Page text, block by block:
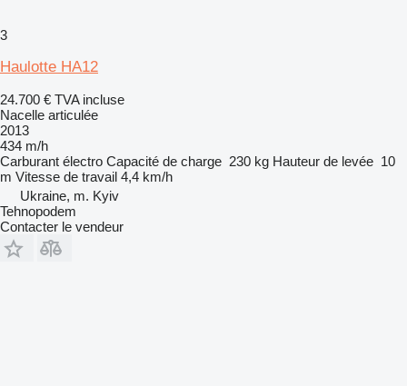
3
Haulotte HA12
24.700 € TVA incluse
Nacelle articulée
2013
434 m/h
Carburant électro Capacité de charge 230 kg Hauteur de levée 10
m Vitesse de travail 4,4 km/h
Ukraine, m. Kyiv
Tehnopodem
Contacter le vendeur